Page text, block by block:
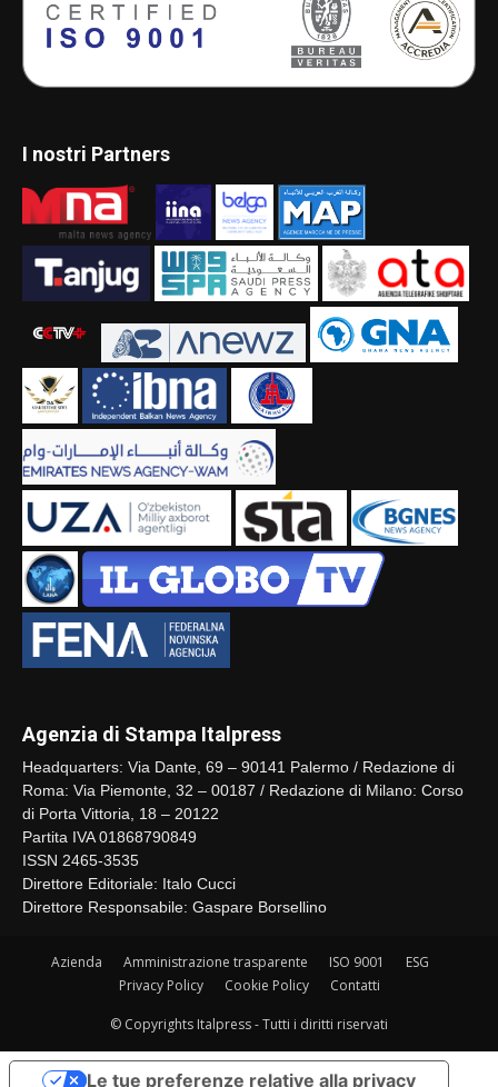
I nostri Partners
Agenzia di Stampa Italpress
Headquarters: Via Dante, 69 – 90141 Palermo / Redazione di
Roma: Via Piemonte, 32 – 00187 / Redazione di Milano: Corso
di Porta Vittoria, 18 – 20122
Partita IVA 01868790849
ISSN 2465-3535
Direttore Editoriale: Italo Cucci
Direttore Responsabile: Gaspare Borsellino
Azienda Amministrazione trasparente ISO 9001
ESG
Privacy Policy
Cookie Policy Contatti
© Copyrights Italpress - Tutti i diritti riservati
Le tue preferenze relative alla privacy